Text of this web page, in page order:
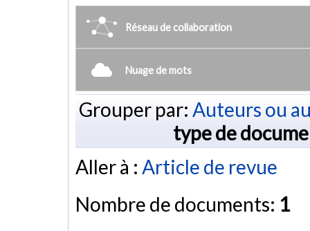
Réseau de collaboration
Nuage de mots
Grouper par: Auteurs ou
type de
Aller à : Article de revue
Nombre de documents: 1